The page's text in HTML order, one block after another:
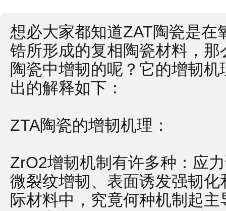
想必大家都知道ZAT陶瓷是在
锆所形成的复相陶瓷材料，那
陶瓷中增韧的呢？它的增韧
出的解释如下：
ZTA陶瓷的增韧机理：
ZrO2增韧机制有许多种：应
微裂纹增韧、表面诱发强韧
际材料中，究竟何种机制起